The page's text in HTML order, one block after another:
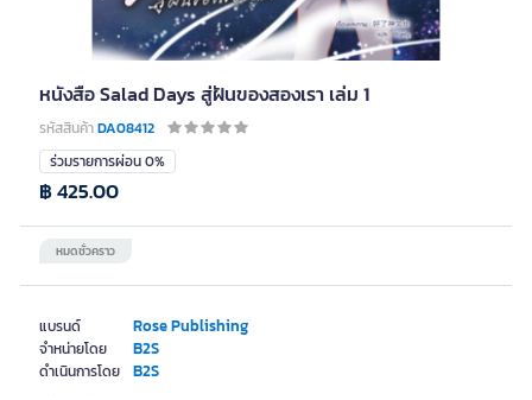
หนังสือ Salad Days สู่ฝันของสองเรา เล่ม 1
รหัสสินค้าDA08412
แบรนด์ Rose Publishing
จำหน่ายโดย B2S
ดำเนินการโดย B2S
ร่วมรายการผ่อน 0%
หมดชั่วคราว
฿ 425.00